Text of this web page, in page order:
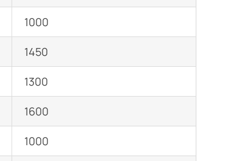
1000
1450
1300
1600
1000